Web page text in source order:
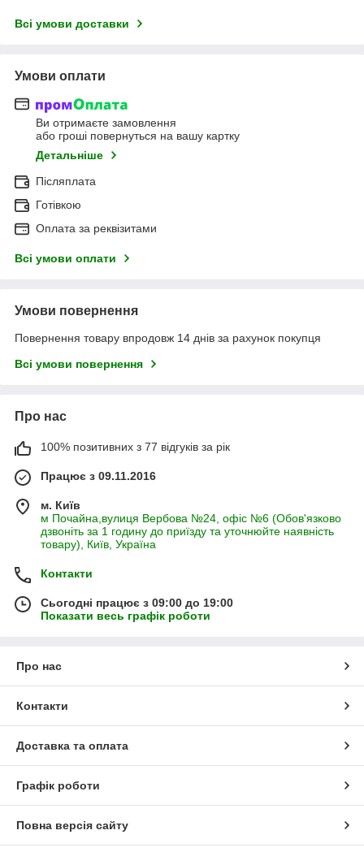
Всі умови доставки
Умови оплати
Ви отримаєте замовлення
або гроші повернуться на вашу картку
Детальніше
Післяплата
Готівкою
Оплата за реквізитами
Всі умови оплати
Умови повернення
Повернення товару впродовж 14 днів за рахунок покупця
Всі умови повернення
Про нас
100% позитивних з 77 відгуків за рік
Працює з 09.11.2016
м. Київ
м Почайна,вулиця Вербова №24, офіс №6 (Обов'язково
дзвоніть за 1 годину до приїзду та уточнюйте наявність
товару), Київ, Україна
Контакти
Сьогодні працює з 09:00 до 19:00
Показати весь графік роботи
Про нас
Контакти
Доставка та оплата
Графік роботи
Повна версія сайту